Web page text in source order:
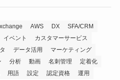
AWS DX
SFA/CRM
イベント
カスタマーサービス
データ活用
マーケティング
分析 動画 名刺管理
定着化
用語 設定 認定資格 運用